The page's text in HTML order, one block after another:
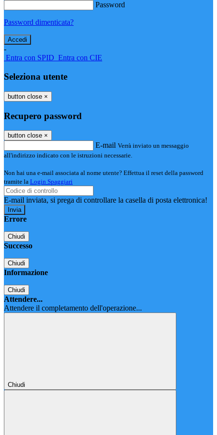
Password
Password dimenticata?
-
Entra con SPID Entra con CIE
Seleziona utente
button close ×
Recupero password
button close ×
E-mail Verrà inviato un messaggio
all'indirizzo indicato con le istruzioni necessarie.
Non hai una e-mail associata al nome utente? Effettua il reset della password
tramite la Login Spaggiari
E-mail inviata, si prega di controllare la casella di posta elettronica!
Errore
Chiudi
Successo
Chiudi
Informazione
Chiudi
Attendere...
Attendere il completamento dell'operazione...
Chiudi